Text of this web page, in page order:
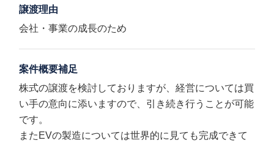
譲渡理由
会社・事業の成長のため
案件概要補足
株式の譲渡を検討しておりますが、経営については買
い手の意向に添いますので、引き続き行うことが可能
です。
またEVの製造については世界的に見ても完成できて